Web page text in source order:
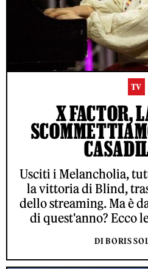
TV
X FACTOR,
Usciti i Melancholia,
la vittoria di Blind,
dello streaming. Ma è
di quest'anno? Ecco
DI BORIS